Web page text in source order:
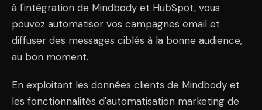
à l'intégration de Mindbody et HubSpot, vous
pouvez automatiser vos campagnes email et
diffuser des messages ciblés à la bonne audience,
au bon moment.
En exploitant les données clients de Mindbody et
les fonctionnalités d'automatisation marketing de